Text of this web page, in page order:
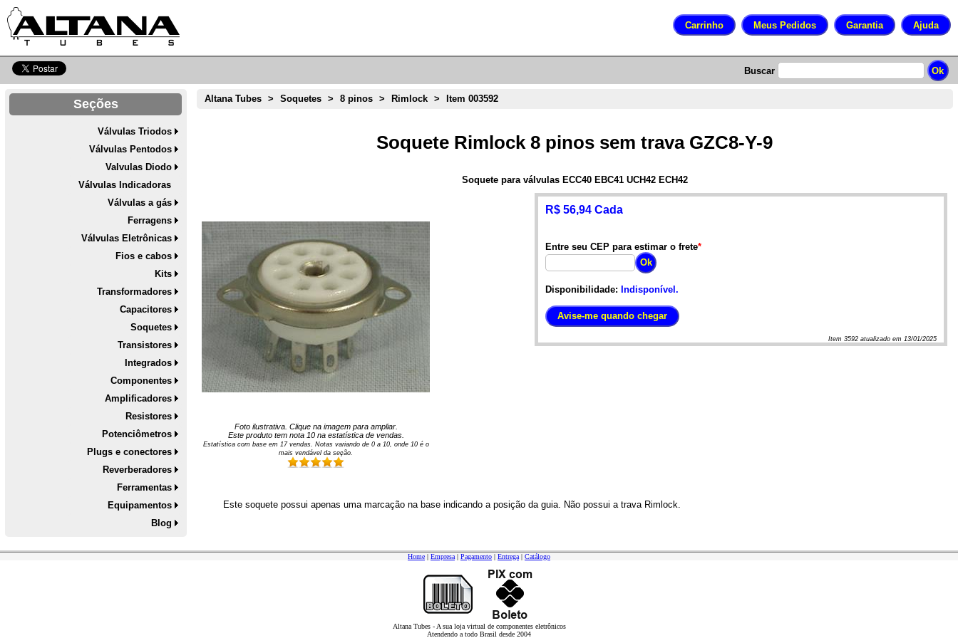
Buscar
Seções
Válvulas Triodos
Válvulas Pentodos
Valvulas Diodo
Válvulas Indicadoras
Válvulas a gás
Ferragens
Válvulas Eletrônicas
Fios e cabos
Kits
Transformadores
Capacitores
Soquetes
Transistores
Integrados
Componentes
Amplificadores
Resistores
Potenciômetros
Plugs e conectores
Reverberadores
Ferramentas
Equipamentos
Blog
Altana Tubes > Soquetes > 8 pinos > Rimlock > Item 003592
Soquete Rimlock 8 pinos sem trava GZC8-Y-9
Soquete para válvulas ECC40 EBC41 UCH42 ECH42
Foto ilustrativa. Clique na imagem para ampliar.
Este produto tem nota 10na estatística de vendas.
Estatística com base em 17vendas. Notas variando de 0a 10, onde 10 é o
mais vendável da seção.
R$ 56,94 Cada
Entre seu CEP para estimar o frete*
Disponibilidade: Indisponível.
Item3592 atualizado em 13/01/2025
Este soquete possui apenas uma marcação na base indicando a posição da guia. Não possui a trava Rimlock.
Home | Empresa | Pagamento | Entrega | Catálogo
Altana Tubes - A sua loja virtual de componentes eletrônicos
Atendendo a todo Brasil desde 2004